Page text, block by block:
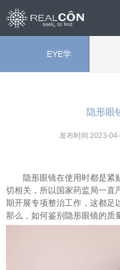
EYE学
隐形眼
发布时间:2023-
隐形眼镜在使用时都是紧
切相关，所以国家药监局一直
期开展专项整治工作，这都足
那么，如何鉴别隐形眼镜的质